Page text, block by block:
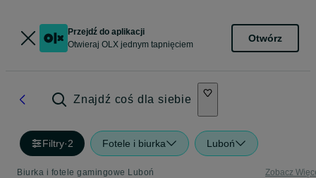
Przejdź do aplikacji
Otwieraj OLX jednym tapnięciem
Otwórz
Znajdź coś dla siebie
Filtry·2 Fotele i biurka Luboń
Biurka i fotele gamingowe Luboń Zobacz